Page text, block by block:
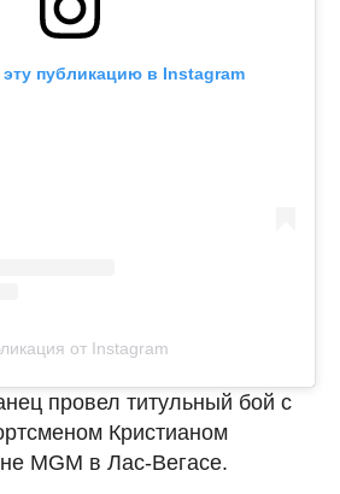
публикацию в Instagram
от Instagram
провел титульный бой с
Кристианом
MGM в Лас-Вегасе.